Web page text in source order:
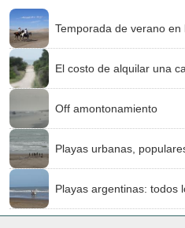
Temporada de verano en
El costo de alquilar una
Off amontonamiento
Playas urbanas,
Playas argentinas: todos